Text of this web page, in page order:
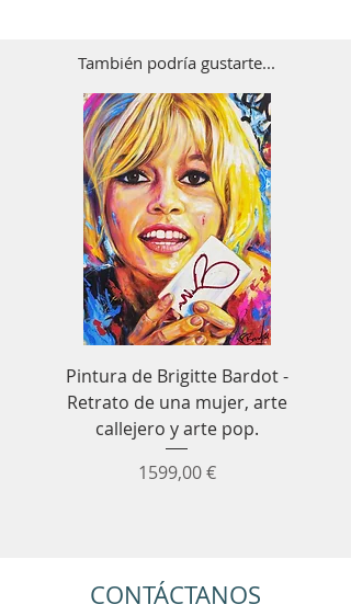
También podría gustarte...
Pintura de Brigitte Bardot -
Retrato de una mujer, arte
callejero y arte pop.
Precio
1599,00 €
CONTÁCTANOS